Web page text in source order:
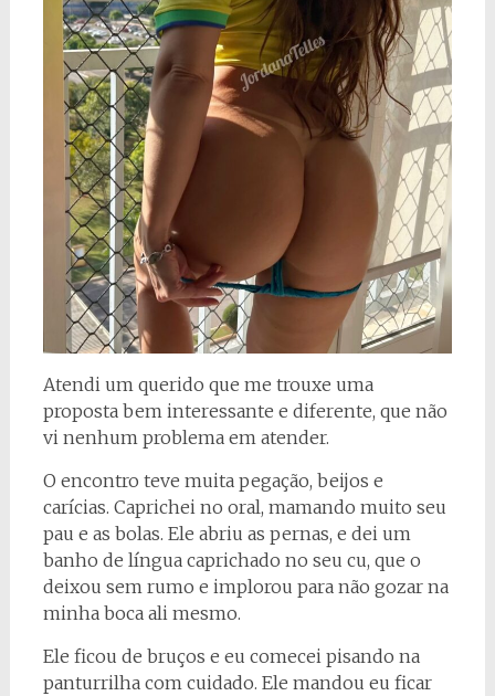
Atendi um querido que me trouxe uma
proposta bem interessante e diferente, que não
vi nenhum problema em atender.
O encontro teve muita pegação, beijos e
carícias. Caprichei no oral, mamando muito seu
pau e as bolas. Ele abriu as pernas, e dei um
banho de língua caprichado no seu cu, que o
deixou sem rumo e implorou para não gozar na
minha boca ali mesmo.
Ele ficou de bruços e eu comecei pisando na
panturrilha com cuidado. Ele mandou eu ficar